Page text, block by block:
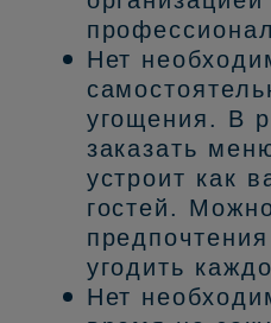
Нет
угощения. В
заказать
устроит как
гостей.
угодить
Нет